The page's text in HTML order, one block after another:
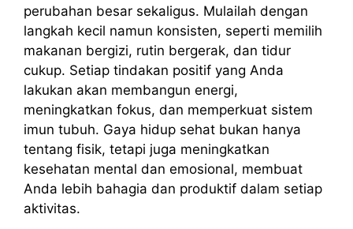
perubahan besar sekaligus. Mulailah dengan
langkah kecil namun konsisten, seperti memilih
makanan bergizi, rutin bergerak, dan tidur
cukup. Setiap tindakan positif yang Anda
lakukan akan membangun energi,
meningkatkan fokus, dan memperkuat sistem
imun tubuh. Gaya hidup sehat bukan hanya
tentang fisik, tetapi juga meningkatkan
kesehatan mental dan emosional, membuat
Anda lebih bahagia dan produktif dalam setiap
aktivitas.